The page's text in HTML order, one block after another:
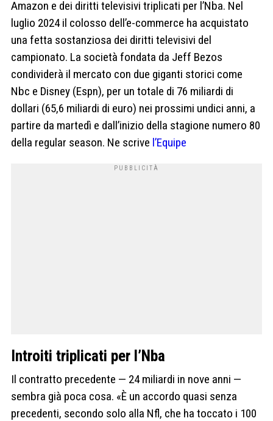
Amazon e dei diritti televisivi triplicati per l’Nba. Nel
luglio 2024 il colosso dell’e-commerce ha acquistato
una fetta sostanziosa dei diritti televisivi del
campionato. La società fondata da Jeff Bezos
condividerà il mercato con due giganti storici come
Nbc e Disney (Espn), per un totale di 76 miliardi di
dollari (65,6 miliardi di euro) nei prossimi undici anni, a
partire da martedì e dall’inizio della stagione numero 80
della regular season. Ne scrive l’Equipe
Introiti triplicati per l’Nba
Il contratto precedente — 24 miliardi in nove anni —
sembra già poca cosa. «È un accordo quasi senza
precedenti, secondo solo alla Nfl, che ha toccato i 100